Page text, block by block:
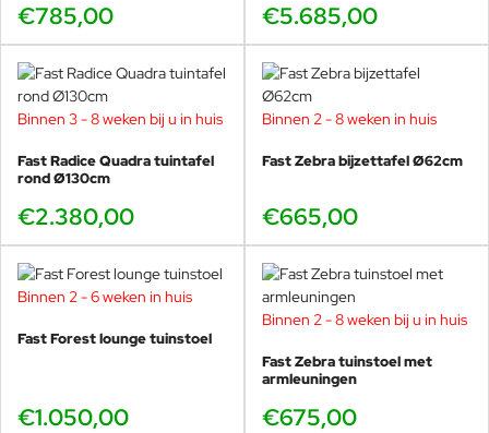
€785,00 €5.685,00
Binnen 3 - 8 weken bij u in huis
Fast Radice Quadra tuintafel
rond Ø130cm
€2.380,00
Binnen 2 - 8 weken in huis
Fast Zebra bijzettafel Ø62cm
€665,00
Binnen 2 - 6 weken in huis
Fast Forest lounge tuinstoel
€1.050,00
Binnen 2 - 8 weken bij u in huis
Fast Zebra tuinstoel met
armleuningen
€675,00